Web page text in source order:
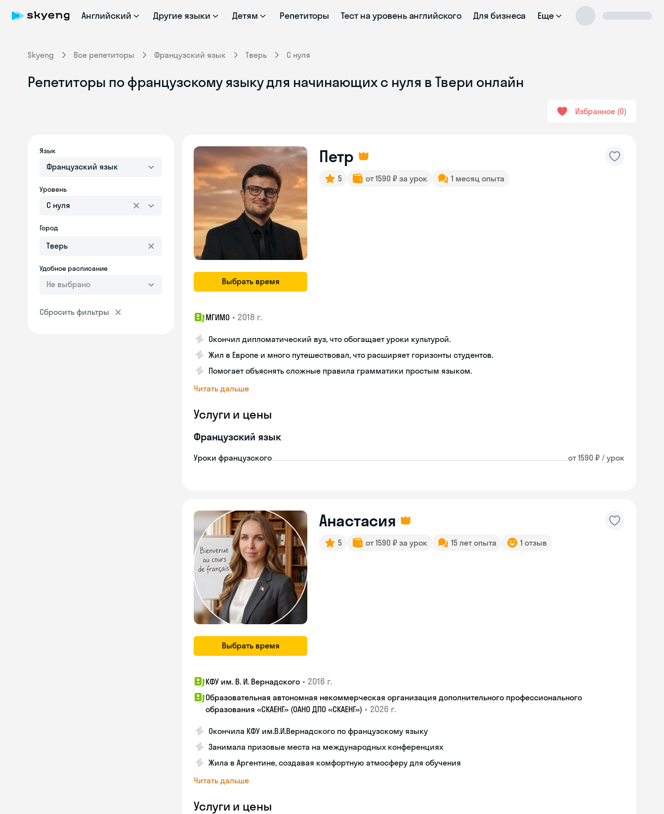
Английский Другие языки Детям Репетиторы Тест на уровень английского Для бизнеса Еще
Skyeng Все репетиторы Французский язык Тверь С нуля
Репетиторы по французскому языку для начинающих с нуля в Твери онлайн
Избранное 0
Язык
Французский язык
Уровень
С нуля
Город
Удобное расписание
Не выбрано
Сбросить фильтры
Выбрать время
Петр
5 от 1590 ₽ за урок 1 месяц опыта
МГИМО • 2018 г.
Окончил дипломатический вуз, что обогащает уроки культурой.
Жил в Европе и много путешествовал, что расширяет горизонты студентов.
Помогает объяснять сложные правила грамматики простым языком.
Читать дальше
Услуги и цены
Французский язык
Уроки французского от 1590 ₽ / урок
Выбрать время
Анастасия
5 от 1590 ₽ за урок 15 лет опыта 1 отзыв
КФУ им. В. И. Вернадского • 2016 г.
Образовательная автономная некоммерческая организация дополнительного профессионального
образования «СКАЕНГ» (ОАНО ДПО «СКАЕНГ») • 2026 г.
Окончила КФУ им.В.И.Вернадского по французскому языку
Занимала призовые места на международных конференциях
Жила в Аргентине, создавая комфортную атмосферу для обучения
Читать дальше
Услуги и цены